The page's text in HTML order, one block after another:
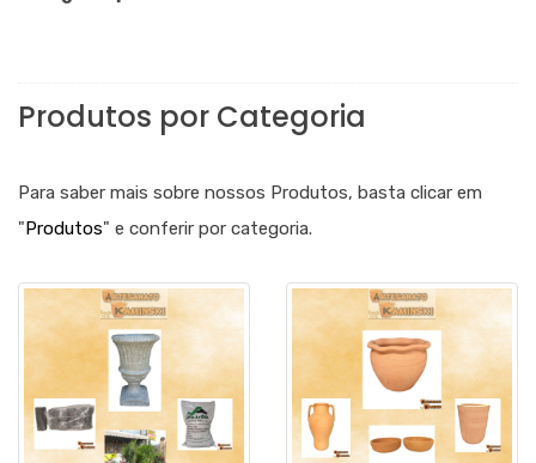
Produtos por Categoria
Para saber mais sobre nossos Produtos, basta clicar em
"Produtos" e conferir por categoria.